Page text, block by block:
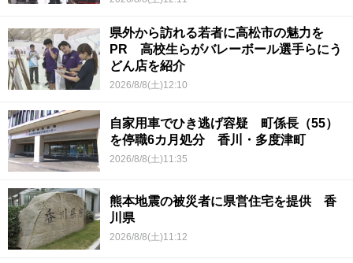
県外から訪れる若者に高松市の魅力を
PR 高校生らがバレーボール選手らにう
どん店を紹介
2026/8/8(土)12:10
自家用車でひき逃げ容疑 町係長（55）
を停職6カ月処分 香川・多度津町
2026/8/8(土)11:35
熊本地震の被災者に県営住宅を提供 香
川県
2026/8/8(土)11:12